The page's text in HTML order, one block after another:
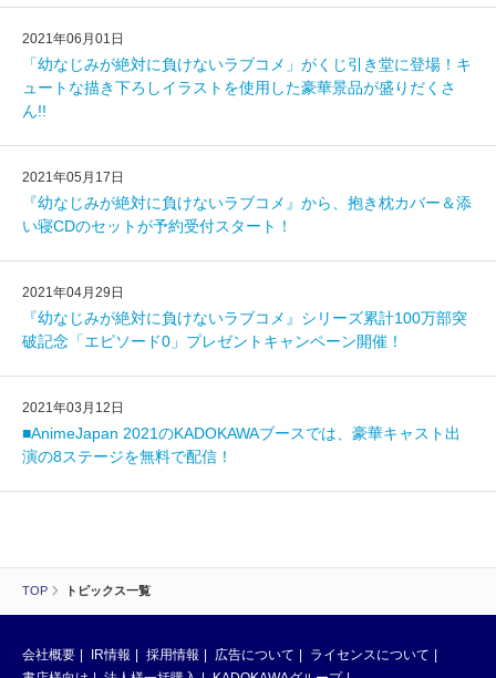
TOP トピックス一覧
2021年06月01日
「幼なじみが絶対に負けないラブコメ」がくじ引き堂に登場！キ
ュートな描き下ろしイラストを使用した豪華景品が盛りだくさ
ん!!
2021年05月17日
『幼なじみが絶対に負けないラブコメ』から、抱き枕カバー＆添
い寝CDのセットが予約受付スタート！
2021年04月29日
『幼なじみが絶対に負けないラブコメ』シリーズ累計100万部突
破記念「エピソード0」プレゼントキャンペーン開催！
2021年03月12日
■AnimeJapan 2021のKADOKAWAブースでは、豪華キャスト出
演の8ステージを無料で配信！
会社概要 IR情報 採用情報 広告について
ライセンスについて